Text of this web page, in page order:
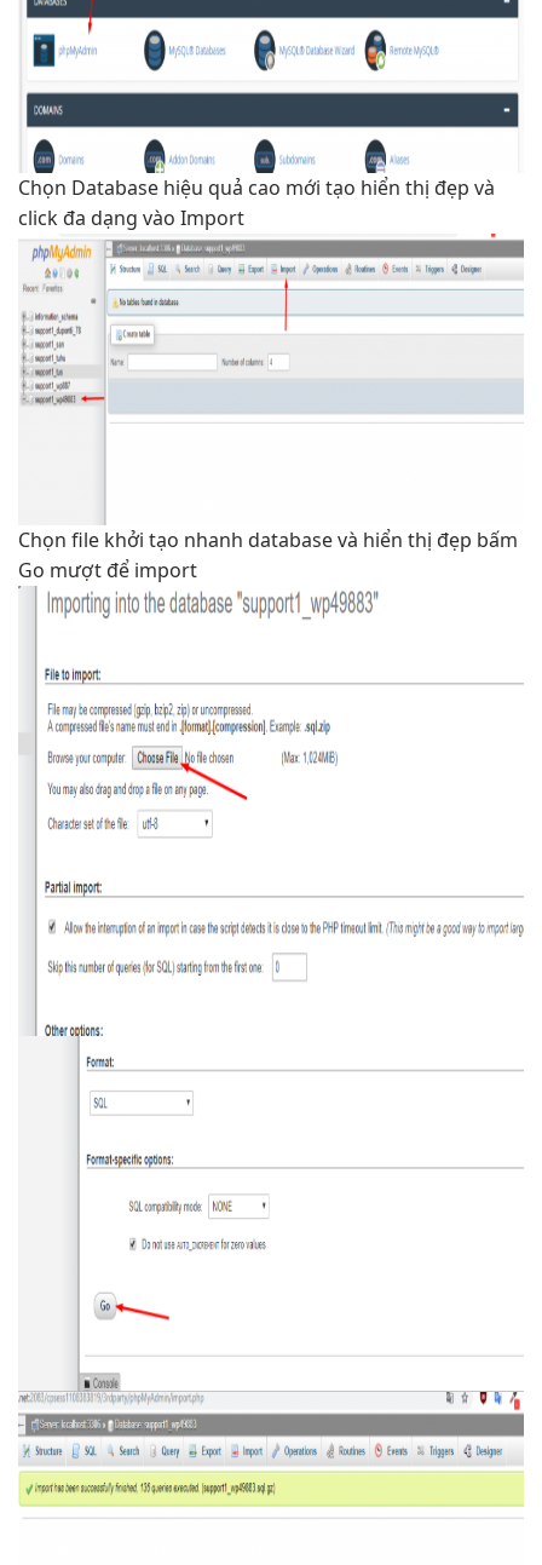
Chọn Database hiệu quả cao mới tạo hiển thị đẹp và
click đa dạng vào Import
Chọn file khởi tạo nhanh database và hiển thị đẹp bấm
Go mượt để import